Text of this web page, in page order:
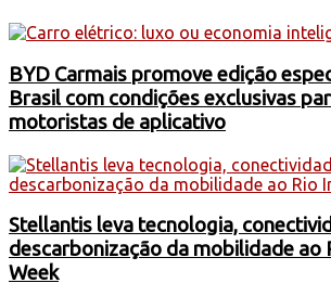
BYD Carmais promove edição
Brasil com condições exclusivas
motoristas de aplicativo
Stellantis leva tecnologia,
descarbonização da mobilidade ao
Week